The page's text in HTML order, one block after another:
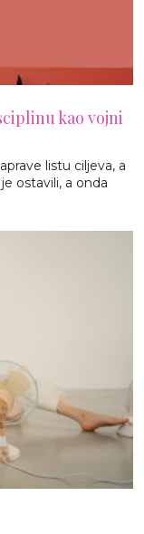
kao vojni
listu ciljeva, a
ostavili, a onda